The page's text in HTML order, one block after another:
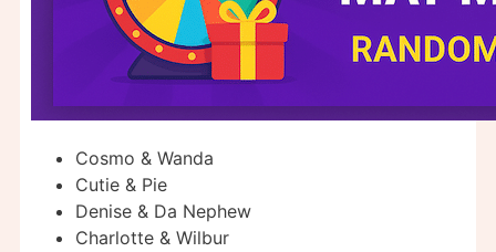
Cosmo & Wanda
Cutie & Pie
Denise & Da Nephew
Charlotte & Wilbur